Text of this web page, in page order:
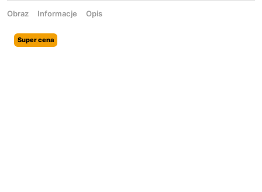
Obraz Informacje Opis
Super cena